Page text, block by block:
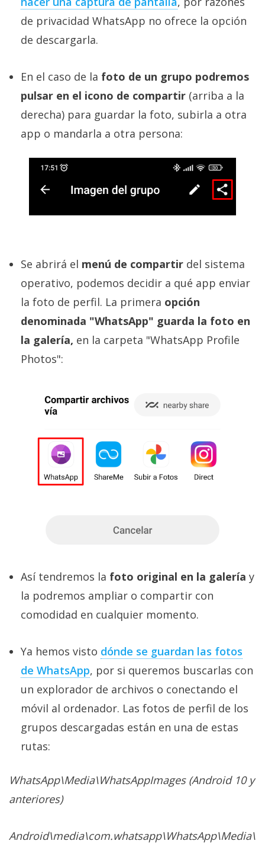
de privacidad WhatsApp no ofrece la opción
de descargarla.
En el caso de la foto de un grupo podremos
pulsar en el icono de compartir (arriba a la
derecha) para guardar la foto, subirla a otra
app o mandarla a otra persona:
Se abrirá el menú de compartir del sistema
operativo, podemos decidir a qué app enviar
la foto de perfil. La primera opción
denominada "WhatsApp" guarda la foto en
la galería, en la carpeta "WhatsApp Profile
Photos":
Así tendremos la foto original en la galería y
la podremos ampliar o compartir con
comodidad en cualquier momento.
Ya hemos visto dónde se guardan las fotos
de WhatsApp, por si queremos buscarlas con
un explorador de archivos o conectando el
móvil al ordenador. Las fotos de perfil de los
grupos descargadas están en una de estas
rutas:
WhatsApp\Media\WhatsAppImages (Android 10 y
anteriores)
Android\media\com.whatsapp\WhatsApp\Media\